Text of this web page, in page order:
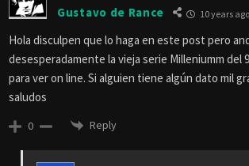
Gustavo de Rance 10 years ago
Hola disculpen que lo haga en este post pero
desesperadamente la vieja serie Milleniumm del
para ver on line. Si alguien tiene algún dato mil
saludos
0 Reply